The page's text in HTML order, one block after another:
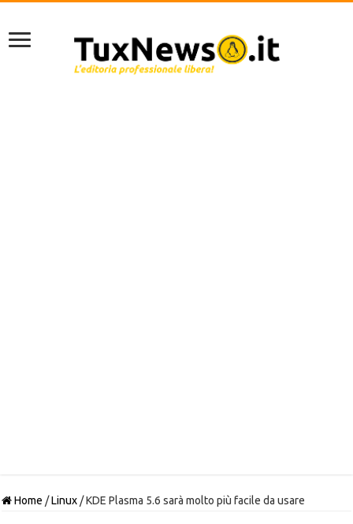
Home /Linux /KDE Plasma 5.6 sarà molto più facile da usare